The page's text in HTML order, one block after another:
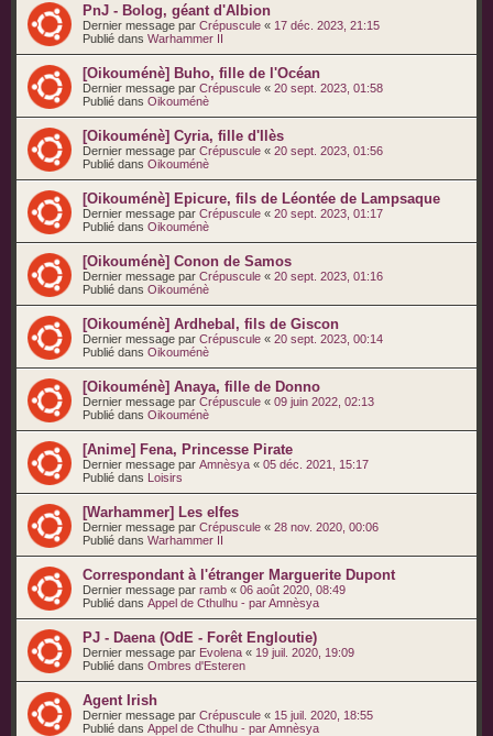
PnJ - Bolog, géant d'Albion
Dernier message par Crépuscule « 17 déc. 2023, 21:15
Publié dans Warhammer II
[Oikouménè] Buho, fille de l'Océan
Dernier message par Crépuscule « 20 sept. 2023, 01:58
Publié dans Oikouménè
[Oikouménè] Cyria, fille d'Ilès
Dernier message par Crépuscule « 20 sept. 2023, 01:56
Publié dans Oikouménè
[Oikouménè] Epicure, fils de Léontée de Lampsaque
Dernier message par Crépuscule « 20 sept. 2023, 01:17
Publié dans Oikouménè
[Oikouménè] Conon de Samos
Dernier message par Crépuscule « 20 sept. 2023, 01:16
Publié dans Oikouménè
[Oikouménè] Ardhebal, fils de Giscon
Dernier message par Crépuscule « 20 sept. 2023, 00:14
Publié dans Oikouménè
[Oikouménè] Anaya, fille de Donno
Dernier message par Crépuscule « 09 juin 2022, 02:13
Publié dans Oikouménè
[Anime] Fena, Princesse Pirate
Dernier message par Amnèsya « 05 déc. 2021, 15:17
Publié dans Loisirs
[Warhammer] Les elfes
Dernier message par Crépuscule « 28 nov. 2020, 00:06
Publié dans Warhammer II
Correspondant à l'étranger Marguerite Dupont
Dernier message par ramb « 06 août 2020, 08:49
Publié dans Appel de Cthulhu - par Amnèsya
PJ - Daena (OdE - Forêt Engloutie)
Dernier message par Evolena « 19 juil. 2020, 19:09
Publié dans Ombres d'Esteren
Agent Irish
Dernier message par Crépuscule « 15 juil. 2020, 18:55
Publié dans Appel de Cthulhu - par Amnèsya